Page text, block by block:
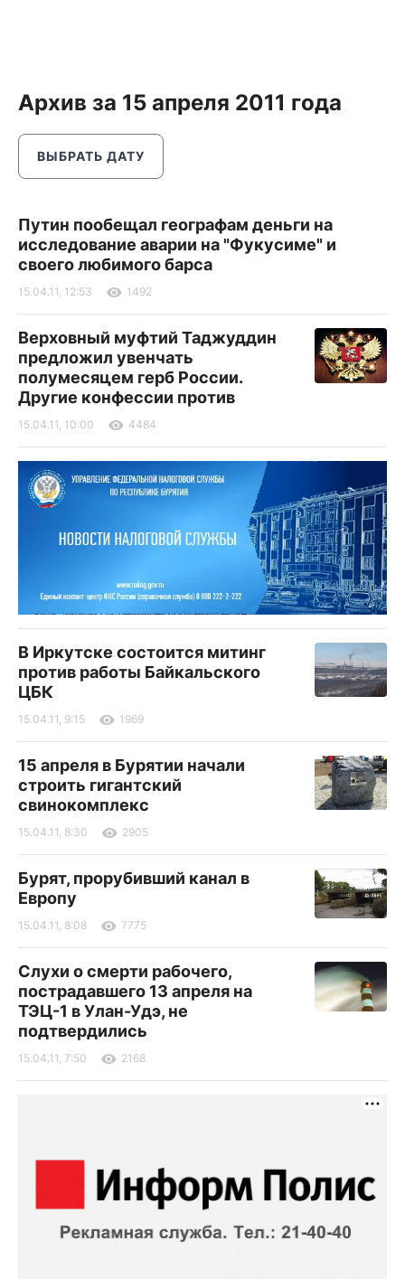
Архив за 15 апреля 2011 года
ВЫБРАТЬ ДАТУ
Путин пообещал географам деньги на
исследование аварии на "Фукусиме" и
своего любимого барса
15.04.11, 12:53 1492
Верховный муфтий Таджуддин
предложил увенчать
полумесяцем герб России.
Другие конфессии против
15.04.11, 10:00 4484
В Иркутске состоится митинг
против работы Байкальского
ЦБК
15.04.11, 9:15 1969
15 апреля в Бурятии начали
строить гигантский
свинокомплекс
15.04.11, 8:30 2905
Бурят, прорубивший канал в
Европу
15.04.11, 8:08 7775
Слухи о смерти рабочего,
пострадавшего 13 апреля на
ТЭЦ-1 в Улан-Удэ, не
подтвердились
15.04.11, 7:50 2168